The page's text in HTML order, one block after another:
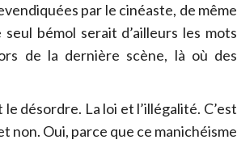
par le cinéaste, de même
bémol serait d’ailleurs les mots
de la dernière scène, là où des
désordre. La loi et l’illégalité. C’est
non. Oui, parce que ce manichéisme